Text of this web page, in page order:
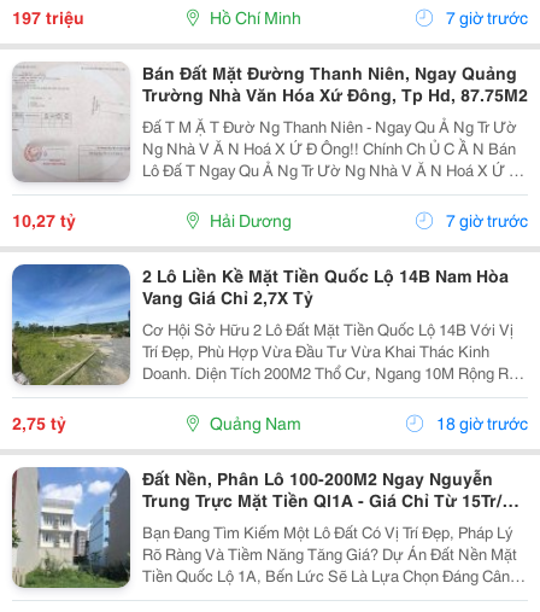
197 triệu Hồ Chí Minh 7 giờ trước
Bán Đất Mặt Đường Thanh Niên, Ngay Quảng
Trường Nhà Văn Hóa Xứ Đông, Tp Hd, 87.75M2
Đấ T M Ặ T Đườ Ng Thanh Niên - Ngay Qu Ả Ng Tr Ườ
Ng Nhà V Ă N Hoá X Ứ Đ Ông!! Chính Ch Ủ C Ầ N Bán
Lô Đấ T Ngay Qu Ả Ng Tr Ườ Ng Nhà V Ă N Hoá X Ứ Đ
Ông, M Ặ T Đườ Ng Thanh Niên, Thành Ph Ố H Ả I D
Ươ Ng - Di Ệ N Tích 87.75M2, M Ặ T Ti Ề N 4.5M...
10,27 tỷ Hải Dương 7 giờ trước
2 Lô Liền Kề Mặt Tiền Quốc Lộ 14B Nam Hòa
Vang Giá Chỉ 2,7X Tỷ
Cơ Hội Sở Hữu 2 Lô Đất Mặt Tiền Quốc Lộ 14B Với Vị
Trí Đẹp, Phù Hợp Vừa Đầu Tư Vừa Khai Thác Kinh
Doanh. Diện Tích 200M2 Thổ Cư, Ngang 10M Rộng Rãi.
Thích Hợp Mở Cửa Hàng, Kho Xưởng, Showroom Hoặc
Xây Biệt Thự Sân Vườn. Vị Trí Gần Kcn Đại Hiệp,...
2,75 tỷ Quảng Nam 18 giờ trước
Đất Nền, Phân Lô 100-200M2 Ngay Nguyễn
Trung Trực Mặt Tiền Ql1A - Giá Chỉ Từ 15Tr/M²
Tại Bến Lức
Bạn Đang Tìm Kiếm Một Lô Đất Có Vị Trí Đẹp, Pháp Lý
Rõ Ràng Và Tiềm Năng Tăng Giá? Dự Án Đất Nền Mặt
Tiền Quốc Lộ 1A, Bến Lức Sẽ Là Lựa Chọn Đáng Cân
Nhắc Dành Cho Bạn. Vị Trí Đắc Địa &Bull; Mặt Tiền